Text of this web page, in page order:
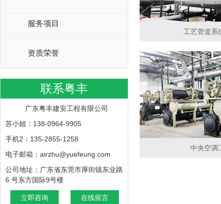
服务项目
资质荣誉
联系粤丰
广东粤丰建安工程有限公司
苏小姐：138-0964-9905
手机2：135-2855-1258
电子邮箱：airzhu@yuefeung.com
公司地址：广东省东莞市厚街镇东业路
6 号东方国际9号楼
立即咨询 在线留言
工艺管道系
中央空调